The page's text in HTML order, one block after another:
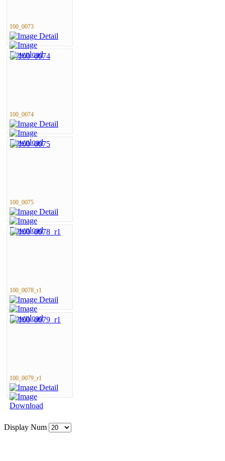
100_0073
100_0074
100_0075
100_0078_r1
100_0079_r1
Display Num